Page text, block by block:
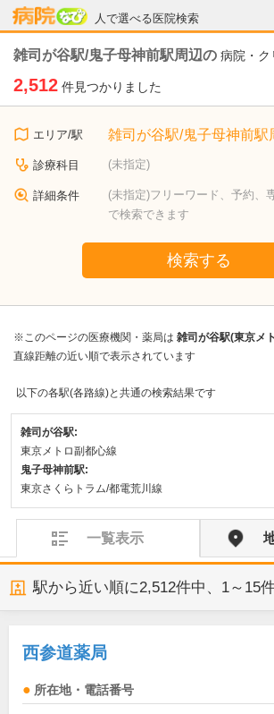
人で選べる医院検索
病院なび
雑司が谷駅/鬼子母神前駅周辺の 病院・ク
2,512 件見つかりました
エリア/駅 雑司が谷駅/鬼子母神前駅
診療科目 (未指定)
詳細条件
(未指定)フリーワード、予約、
で検索できます
検索する
※このページの医療機関・薬局は 雑司が谷駅(東京メ
直線距離の近い順で表示されています
以下の各駅(各路線)と共通の検索結果です
雑司が谷駅:
東京メトロ副都心線
鬼子母神前駅:
東京さくらトラム/都電荒川線
一覧表示
駅から近い順に2,512件中、 1～15
西参道薬局
所在地・電話番号